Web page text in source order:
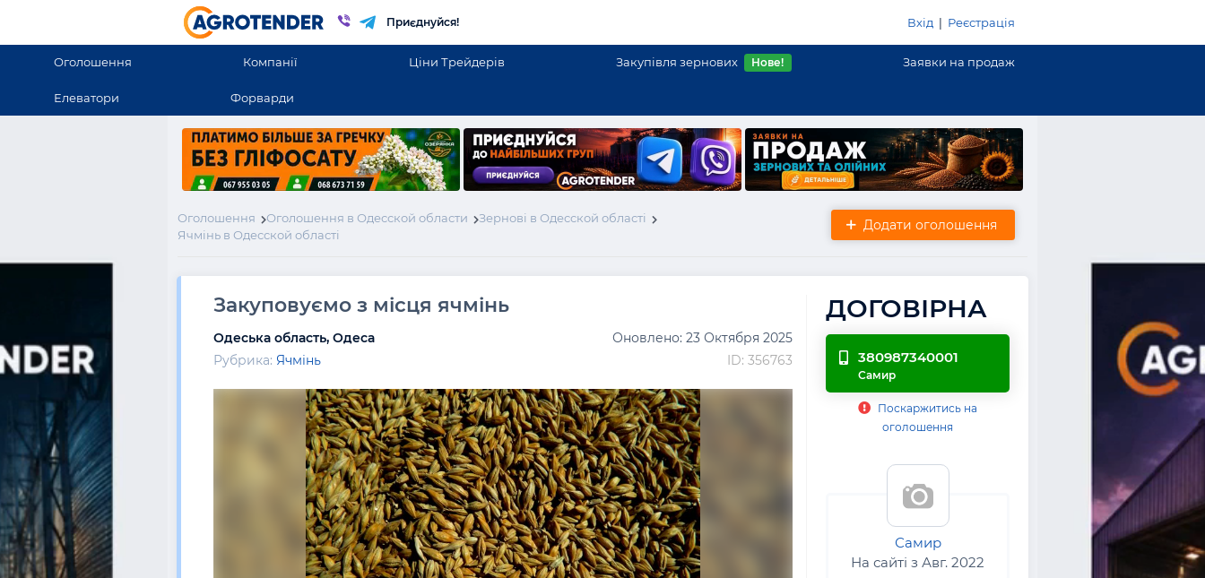
Приєднуйся! Вхід | Реєстрація
Оголошення Компанії Ціни Трейдерів Закупівля зернових Нове! Заявки на продаж
Елеватори Форварди
Оголошення Оголошення в Одесской области
Зернові в Одесской області
Ячмінь в Одесской області
Додати оголошення
Закуповуємо з місця ячмінь
Одеська область, Одеса
Оновлено: 23 Октября 2025
Рубрика: Ячмінь ID: 356763
ДОГОВІРНА
380987340001
Самир
Поскаржитись на
оголошення
Самир
На сайті з Авг. 2022